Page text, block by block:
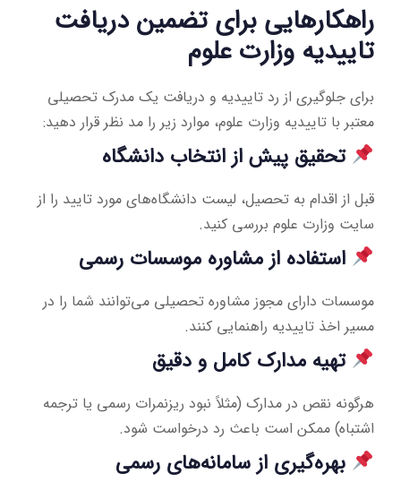
راهکارهایی برای تضمین دریافت
تاییدیه وزارت علوم
برای جلوگیری از رد تاییدیه و دریافت یک مدرک تحصیلی
معتبر با تاییدیه وزارت علوم، موارد زیر را مد نظر قرار دهید:
تحقیق پیش از انتخاب دانشگاه
قبل از اقدام به تحصیل، لیست دانشگاه‌های مورد تایید را از
سایت وزارت علوم بررسی کنید.
استفاده از مشاوره موسسات رسمی
موسسات دارای مجوز مشاوره تحصیلی می‌توانند شما را در
مسیر اخذ تاییدیه راهنمایی کنند.
تهیه مدارک کامل و دقیق
هرگونه نقص در مدارک (مثلاً نبود ریزنمرات رسمی یا ترجمه
اشتباه) ممکن است باعث رد درخواست شود.
بهره‌گیری از سامانه‌های رسمی